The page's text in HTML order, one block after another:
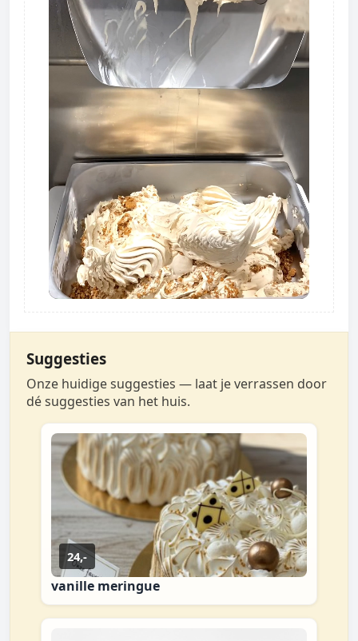
Suggesties
Onze huidige suggesties — laat je verrassen door
dé suggesties van het huis.
24,-
vanille meringue